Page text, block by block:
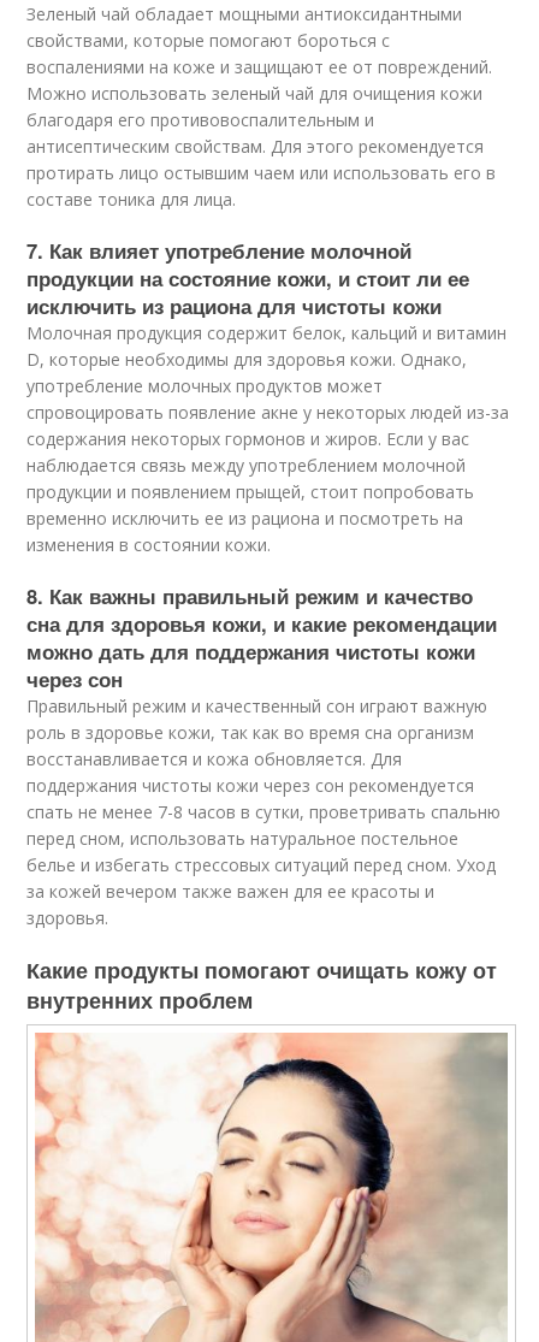
Зеленый чай обладает мощными антиоксидантными
свойствами, которые помогают бороться с
воспалениями на коже и защищают ее от повреждений.
Можно использовать зеленый чай для очищения кожи
благодаря его противовоспалительным и
антисептическим свойствам. Для этого рекомендуется
протирать лицо остывшим чаем или использовать его в
составе тоника для лица.
7. Как влияет употребление молочной
продукции на состояние кожи, и стоит ли ее
исключить из рациона для чистоты кожи
Молочная продукция содержит белок, кальций и витамин
D, которые необходимы для здоровья кожи. Однако,
употребление молочных продуктов может
спровоцировать появление акне у некоторых людей из-за
содержания некоторых гормонов и жиров. Если у вас
наблюдается связь между употреблением молочной
продукции и появлением прыщей, стоит попробовать
временно исключить ее из рациона и посмотреть на
изменения в состоянии кожи.
8. Как важны правильный режим и качество
сна для здоровья кожи, и какие рекомендации
можно дать для поддержания чистоты кожи
через сон
Правильный режим и качественный сон играют важную
роль в здоровье кожи, так как во время сна организм
восстанавливается и кожа обновляется. Для
поддержания чистоты кожи через сон рекомендуется
спать не менее 7-8 часов в сутки, проветривать спальню
перед сном, использовать натуральное постельное
белье и избегать стрессовых ситуаций перед сном. Уход
за кожей вечером также важен для ее красоты и
здоровья.
Какие продукты помогают очищать кожу от
внутренних проблем